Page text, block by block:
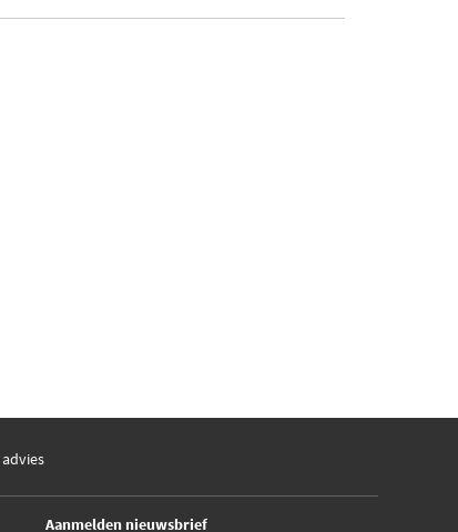
advies
Aanmelden nieuwsbrief